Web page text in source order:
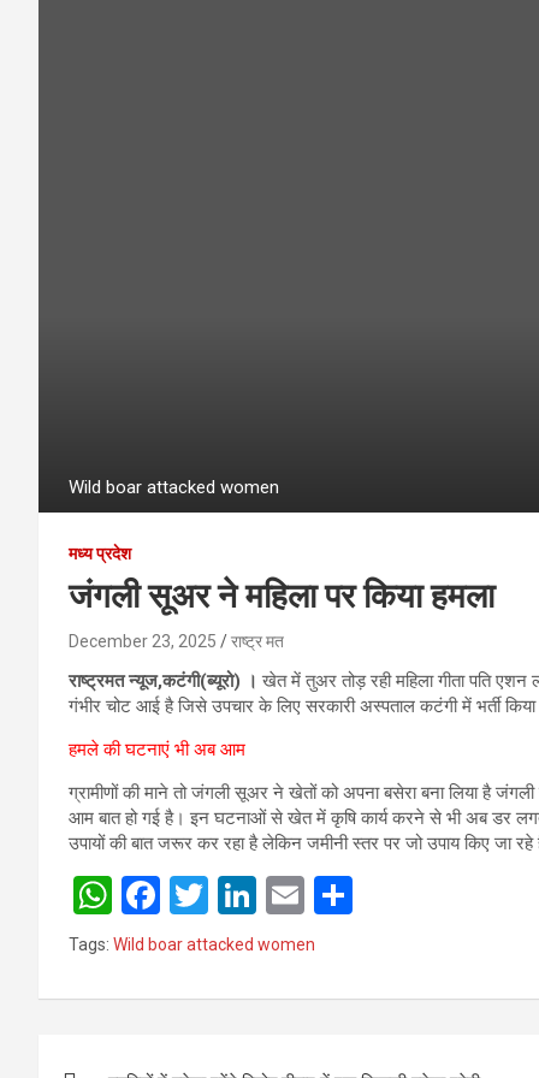
Wild boar attacked women
मध्य प्रदेश
जंगली सूअर ने महिला पर किया हमला
December 23, 2025 राष्ट्र मत
राष्ट्रमत न्यूज,कटंगी(ब्यूरो) । खेत में तुअर तोड़ रही महिला गीता पति
गंभीर चोट आई है जिसे उपचार के लिए सरकारी अस्पताल कटंगी में भर्ती किया
हमले की घटनाएं भी अब आम
ग्रामीणों की माने तो जंगली सूअर ने खेतों को अपना बसेरा बना लिया है
आम बात हो गई है। इन घटनाओं से खेत में कृषि कार्य करने से भी अब डर
उपायों की बात जरूर कर रहा है लेकिन जमीनी स्तर पर जो उपाय किए जा रहे
W
h
s
F
a
b
T
wi
er
Li
n
dI
E
m
e
Tags: Wild boar attacked women